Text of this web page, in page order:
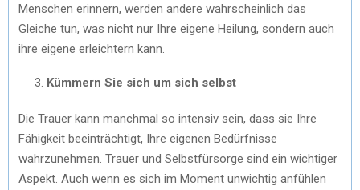
Menschen erinnern, werden andere wahrscheinlich das
Gleiche tun, was nicht nur Ihre eigene Heilung, sondern auch
ihre eigene erleichtern kann.
Kümmern Sie sich um sich selbst
Die Trauer kann manchmal so intensiv sein, dass sie Ihre
Fähigkeit beeinträchtigt, Ihre eigenen Bedürfnisse
wahrzunehmen. Trauer und Selbstfürsorge sind ein wichtiger
Aspekt. Auch wenn es sich im Moment unwichtig anfühlen